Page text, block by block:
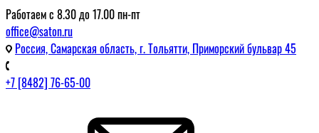
Работаем с 8.30 до 17.00 пн-пт
office@saton.ru
Россия, Самарская область, г. Тольятти, Приморский бульвар 45
+7 [8482] 76-65-00